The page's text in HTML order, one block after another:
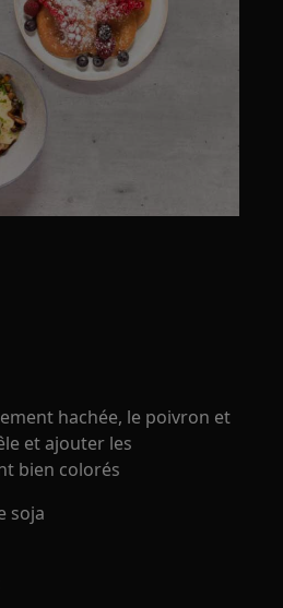
hachée, le poivron et
et ajouter les
bien colorés
soja